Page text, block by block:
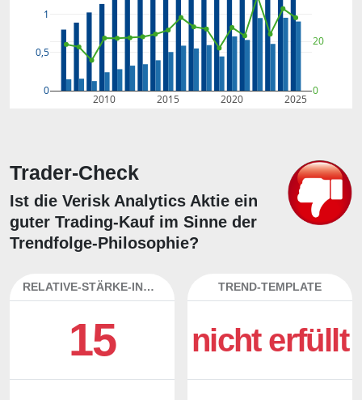
2010 2015 2020 2025
0
0,5
1
0
20
Trader-Check
Ist die Verisk Analytics Aktie ein
guter Trading-Kauf im Sinne der
Trendfolge-Philosophie?
RELATIVE-STÄRKE-INDEX
15
TREND-TEMPLATE
nicht erfüllt